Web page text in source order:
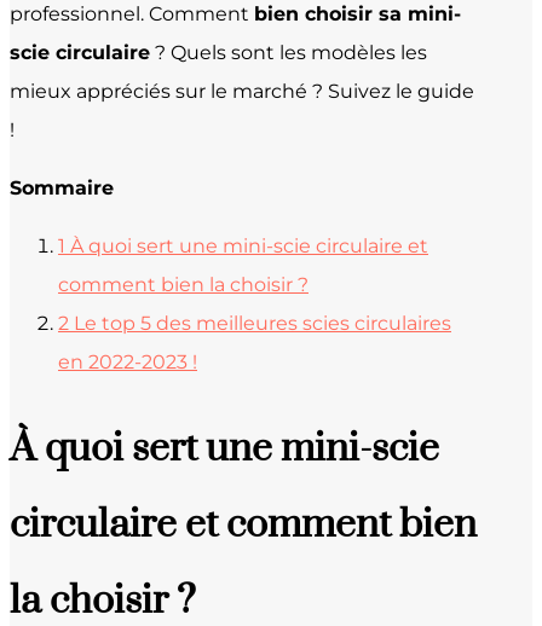
professionnel. Comment bien choisir sa mini-
scie circulaire ? Quels sont les modèles les
mieux appréciés sur le marché ? Suivez le guide
!
Sommaire
1 À quoi sert une mini-scie circulaire et
comment bien la choisir ?
2 Le top 5 des meilleures scies circulaires
en 2022-2023 !
À quoi sert une mini-scie
circulaire et comment bien
la choisir ?